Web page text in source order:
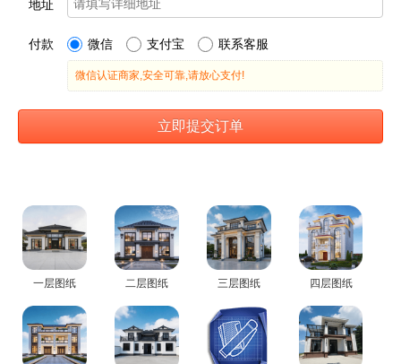
一层图纸 二层图纸 三层图纸 四层图纸